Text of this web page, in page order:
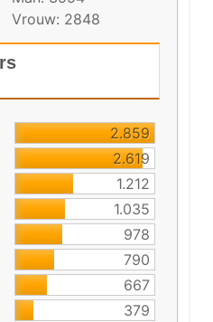
Vrouw: 2848
2.859
2.619
1.212
1.035
978
790
667
379